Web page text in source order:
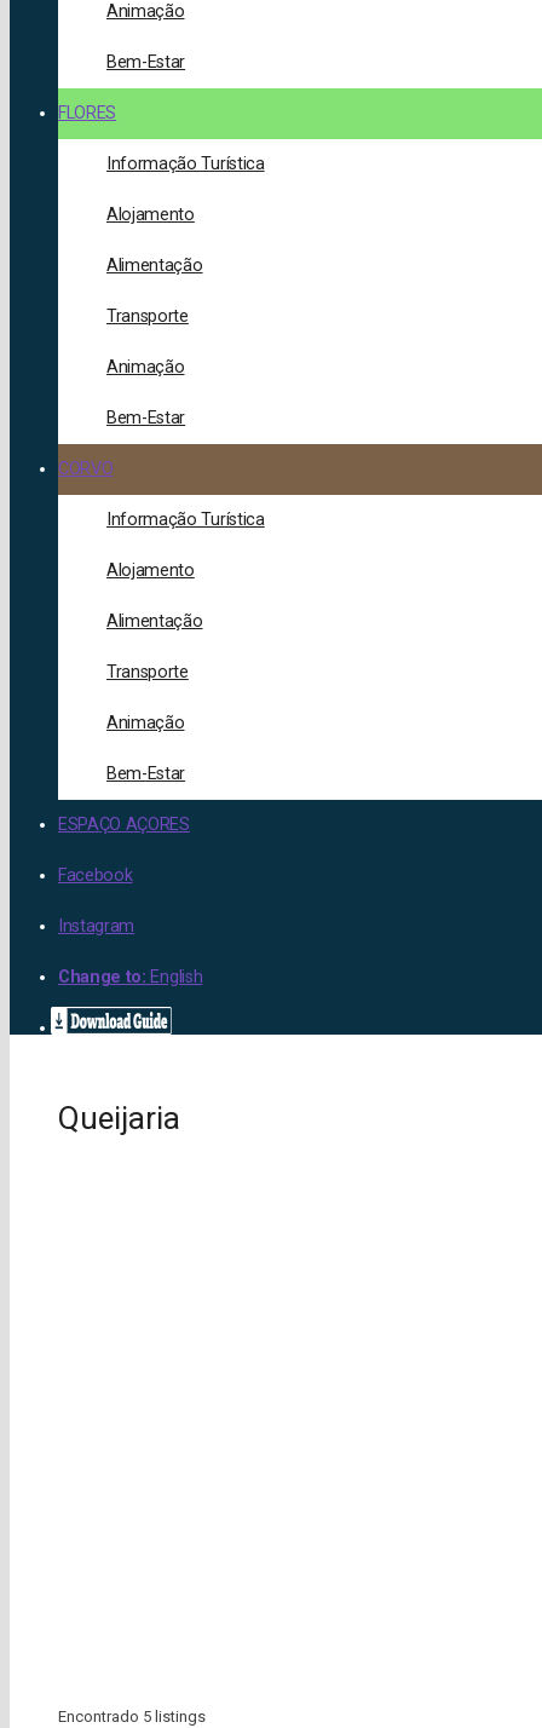
Animação
Bem-Estar
FLORES
Informação Turística
Alojamento
Alimentação
Transporte
Animação
Bem-Estar
CORVO
Informação Turística
Alojamento
Alimentação
Transporte
Animação
Bem-Estar
ESPAÇO AÇORES
Facebook
Instagram
Change to: English
Queijaria
Encontrado 5 listings